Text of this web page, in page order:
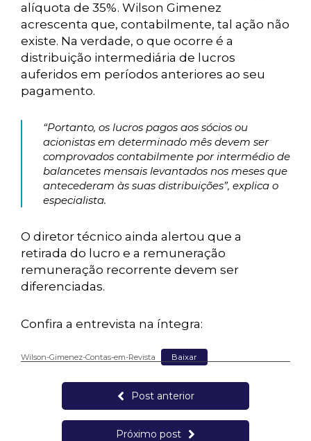
alíquota de 35%. Wilson Gimenez
acrescenta que, contabilmente, tal ação não
existe. Na verdade, o que ocorre é a
distribuição intermediária de lucros
auferidos em períodos anteriores ao seu
pagamento.
“Portanto, os lucros pagos aos sócios ou
acionistas em determinado mês devem ser
comprovados contabilmente por intermédio de
balancetes mensais levantados nos meses que
antecederam às suas distribuições”, explica o
especialista.
O diretor técnico ainda alertou que a
retirada do lucro e a remuneração
remuneração recorrente devem ser
diferenciadas.
Confira a entrevista na íntegra:
Wilson-Gimenez-Contas-em-Revista Baixar
Post anterior
Próximo post